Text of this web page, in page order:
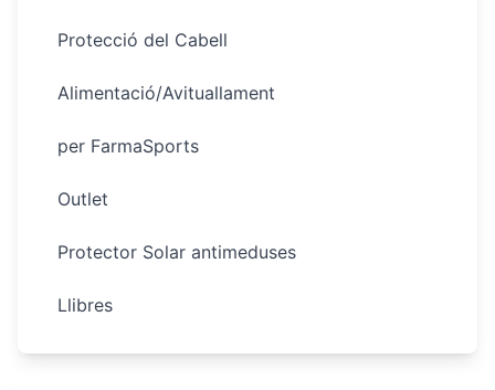
Protecció del Cabell
Alimentació/Avituallament
per FarmaSports
Outlet
Protector Solar antimeduses
Llibres